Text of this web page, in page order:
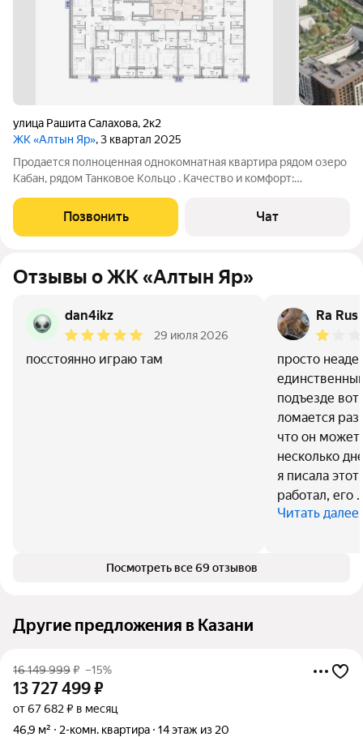
улица Рашита Салахова, 2к2
ЖК «Алтын Яр», 3 квартал 2025
Продается полноценная однокомнатная квартира рядом озеро
Кабан, рядом Танковое Кольцо . Качество и комфорт:
дома, система видеонаблюдения, подъезд оборудован
пандусом и просторными лифтами для
Позвонить Чат
Отзывы о ЖК «Алтын Яр»
dan4ikz
29 июля 2026
посстоянно играю там
Ra Rus
просто
подъезде
ломается
что он может
несколько
я писала
работал, его
Читать далее
Посмотреть все 69 отзывов
Другие предложения в Казани
16 149 999₽ –15%
13 727 499₽
от 67 682 ₽ в месяц
46,9 м²
2-комн. квартира 14 этаж из 20